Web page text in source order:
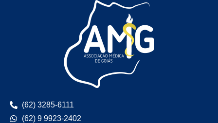
(62) 3285-6111
(62) 9 9923-2402